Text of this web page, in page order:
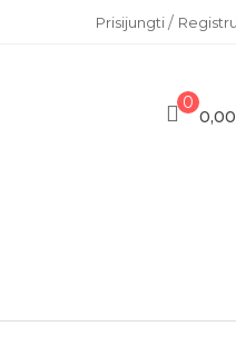
Prisijungti/
0